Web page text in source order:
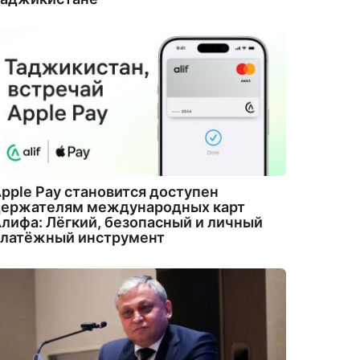
Pay становится доступен
международных карт
Лёгкий, безопасный и личный
инструмент